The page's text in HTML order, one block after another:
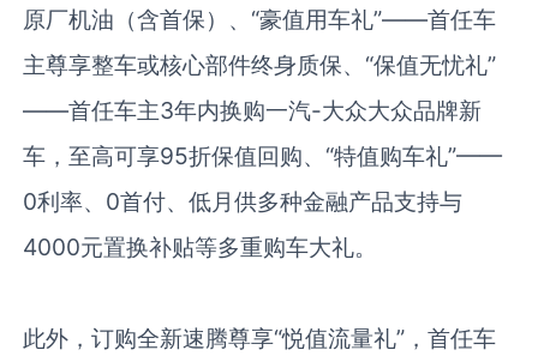
原厂机油（含首保）、“豪值用车礼”——首任车
主尊享整车或核心部件终身质保、“保值无忧礼”
——首任车主3年内换购一汽-大众大众品牌新
车，至高可享95折保值回购、“特值购车礼”——
0利率、 0首付、低月供多种金融产品支持与
4000元置换补贴等多重购车大礼。
此外，订购全新速腾尊享“悦值流量礼”，首任车